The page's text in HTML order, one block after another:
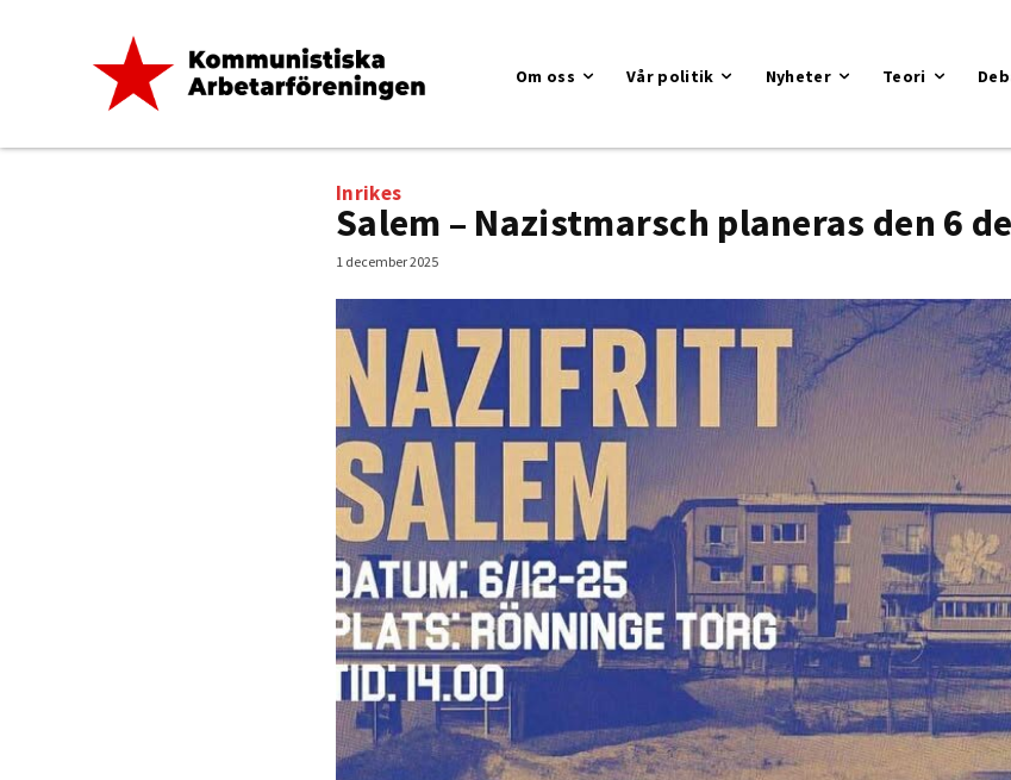
Om oss Vår politik Nyheter Teori
Inrikes
Salem – Nazistmarsch planeras den 6
1 december 2025